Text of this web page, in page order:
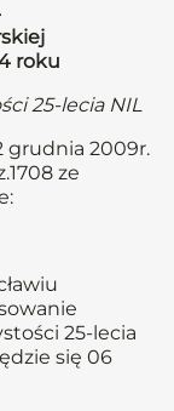
roku
25-lecia NIL
grudnia 2009r.
ze
25-lecia
się 06